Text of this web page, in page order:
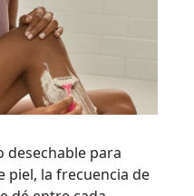
desechable para
piel, la frecuencia de